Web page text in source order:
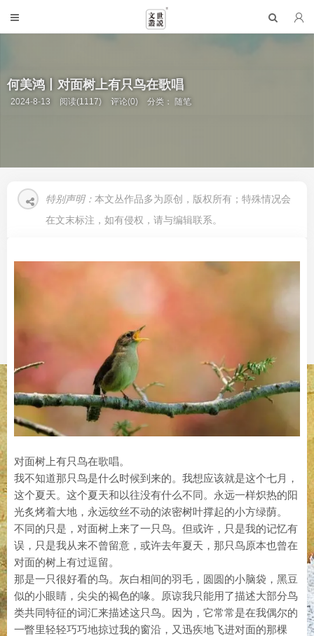
何美鸿丨对面树上有只鸟在歌唱
2024-8-13 阅读(1117) 评论(0) 分类：随笔
特别声明： 本文丛作品多为原创，版权所有；特殊情况会
在文末标注，如有侵权，请与编辑联系。
对面树上有只鸟在歌唱。
我不知道那只鸟是什么时候到来的。我想应该就是这个七月，
这个夏天。这个夏天和以往没有什么不同。永远一样炽热的阳
光炙烤着大地，永远纹丝不动的浓密树叶撑起的小方绿荫。
不同的只是，对面树上来了一只鸟。但或许，只是我的记忆有
误，只是我从来不曾留意，或许去年夏天，那只鸟原本也曾在
对面的树上有过逗留。
那是一只很好看的鸟。灰白相间的羽毛，圆圆的小脑袋，黑豆
似的小眼睛，尖尖的褐色的喙。原谅我只能用了描述大部分鸟
类共同特征的词汇来描述这只鸟。因为，它常常是在我偶尔的
一瞥里轻轻巧巧地掠过我的窗沿，又迅疾地飞进对面的那棵